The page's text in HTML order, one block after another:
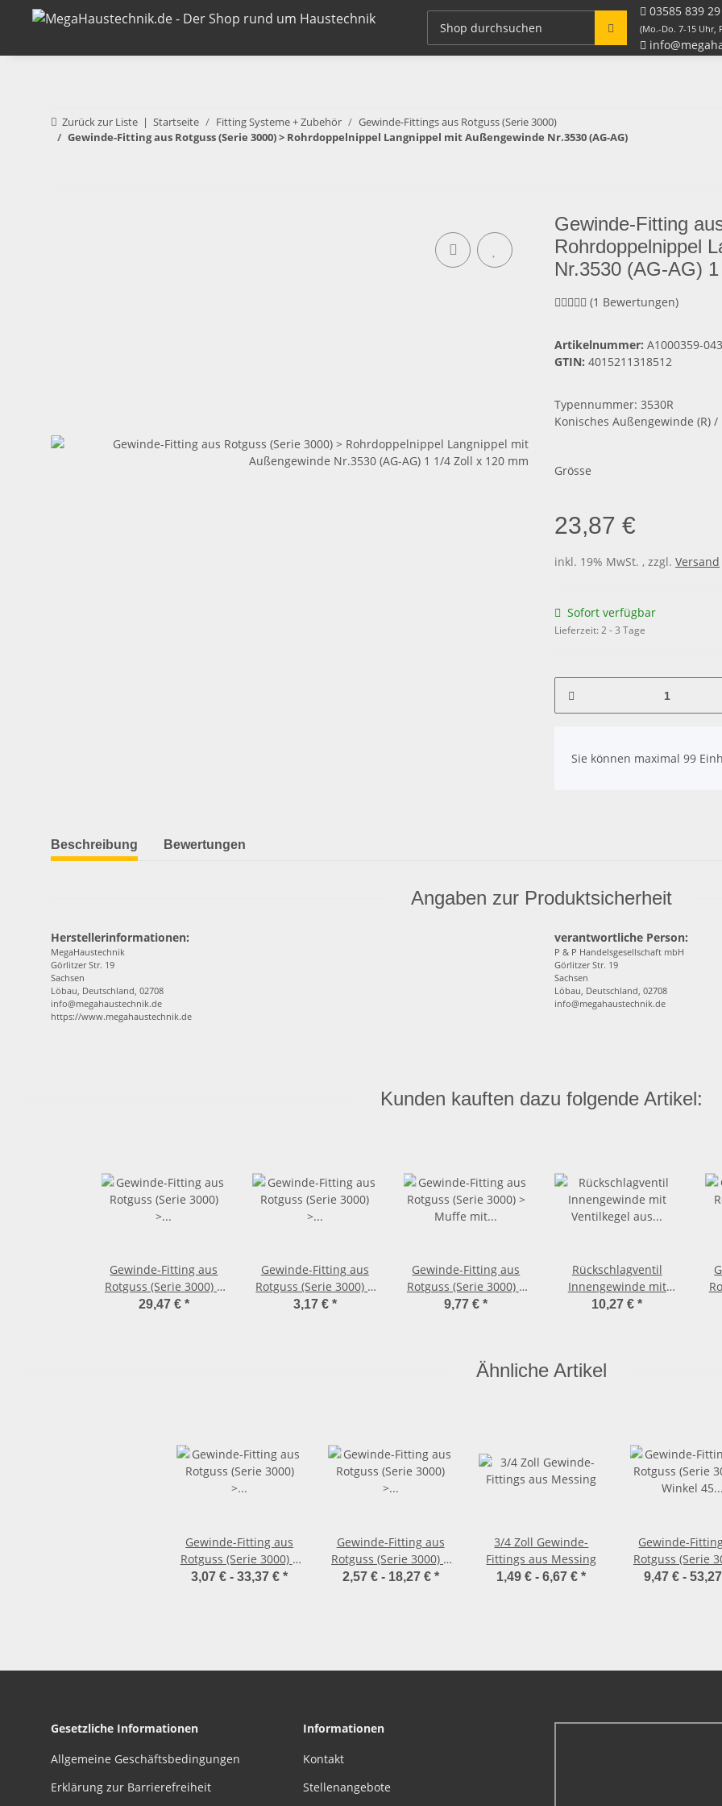
03585 839
(Mo.-Do. 7-15 Uhr,
Fitting Systeme + Zubehör Rohre / Schlauch
Zurück zur Liste Startseite Fitting Systeme + Zubehör
Gewinde-Fittings aus Rotguss (Serie 3000)
Gewinde-Fitting aus Rotguss (Serie 3000) > Rohrdoppelnippel Langnippel mit Außengewinde Nr.3530 (AG-AG)
Gewinde-Fitting
Rohrdoppelnippel
Nr.3530 (AG-AG)
(1 Bewertungen)
Artikelnummer: A1000359-043
GTIN: 4015211318512
Typennummer: 3530R
Konisches Außengewinde (R)
Grösse
23,87 €
inkl. 19% MwSt. , zzgl. Versand
Sofort verfügbar
Lieferzeit: 2 - 3 Tage
Sie können maximal 99
Beschreibung Bewertungen
Angaben zur Produktsicherheit
Herstellerinformationen:
MegaHaustechnik
Görlitzer Str. 19
Sachsen
Löbau, Deutschland, 02708
info@megahaustechnik.de
https://www.megahaustechnik.de
verantwortliche Person:
P & P Handelsgesellschaft mbH
Görlitzer Str. 19
Sachsen
Löbau, Deutschland, 02708
info@megahaustechnik.de
Kunden kauften dazu folgende Artikel:
Gewinde-Fitting aus
Rotguss (Serie 3000) >
Rohrdoppelnippel
29,47 € *
Gewinde-Fitting aus
Rotguss (Serie 3000) >
Reduzierstück mit
3,17 € *
Gewinde-Fitting aus
Rotguss (Serie 3000) >
Muffe mit
9,77 €*
Rückschlagventil
Innengewinde mit
Ventilkegel aus
10,27 €*
Ähnliche Artikel
Gewinde-Fitting aus
Rotguss (Serie 3000) >
Doppelnippel
3,07 € -33,37 €*
Gewinde-Fitting aus
Rotguss (Serie 3000) >
Doppelnippel mit
2,57 € - 18,27 € *
3/4 Zoll Gewinde-
Fittings aus Messing
1,49 € -6,67 €*
Gewinde-
Rotguss (Serie
Winkel 45
9,47 € -
Gesetzliche Informationen
Allgemeine Geschäftsbedingungen
Erklärung zur Barrierefreiheit
Informationen
Kontakt
Stellenangebote